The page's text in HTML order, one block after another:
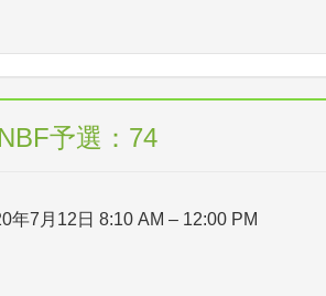
予選：74
年7月12日 8:10 AM – 12:00 PM